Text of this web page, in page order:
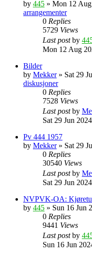
by 445 » Mon 12
arrangementer
0 Replies
5729 Views
Last postby
Mon 12 Aug
Bilder
by Mekker» Sat 29
diskusjoner
0 Replies
7528 Views
Last postby
Sat 29 Jun
Pv 444 1957
by Mekker» Sat 29
0 Replies
30540 Views
Last postby
Sat 29 Jun
NVPVK-OA:
by 445 » Sun 16 Jun
0 Replies
9441 Views
Last postby
Sun 16 Jun